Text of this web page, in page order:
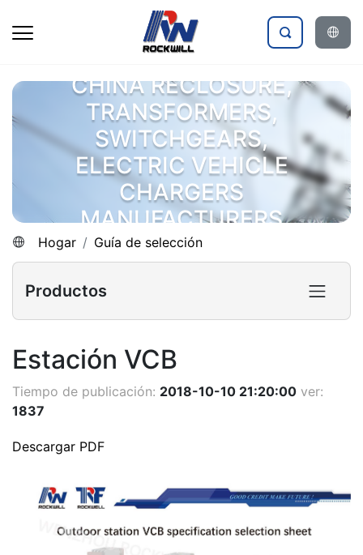
CHINA RECLOSURE,
TRANSFORMERS,
SWITCHGEARS,
ELECTRIC VEHICLE
CHARGERS
MANUFACTURERS
Hogar Guía de selección
Productos
Estación VCB
Tiempo de publicación: 2018-10-10 21:20:00 ver:
1837
Descargar PDF